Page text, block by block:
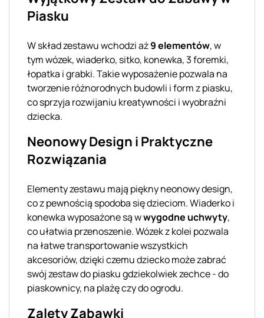
Piasku
W skład zestawu wchodzi aż9 elementów, w
tym wózek, wiaderko, sitko, konewka, 3 foremki,
łopatka i grabki. Takie wyposażenie pozwala na
tworzenie różnorodnych budowli i form z piasku,
co sprzyja rozwijaniu kreatywności i wyobraźni
dziecka.
Neonowy Design i Praktyczne
Rozwiązania
Elementy zestawu mają piękny neonowy design,
co z pewnością spodoba się dzieciom. Wiaderko i
konewka wyposażone są wwygodne uchwyty,
co ułatwia przenoszenie. Wózek z kolei pozwala
na łatwe transportowanie wszystkich
akcesoriów, dzięki czemu dziecko może zabrać
swój zestaw do piasku gdziekolwiek zechce - do
piaskownicy, na plażę czy do ogrodu.
Zalety Zabawki